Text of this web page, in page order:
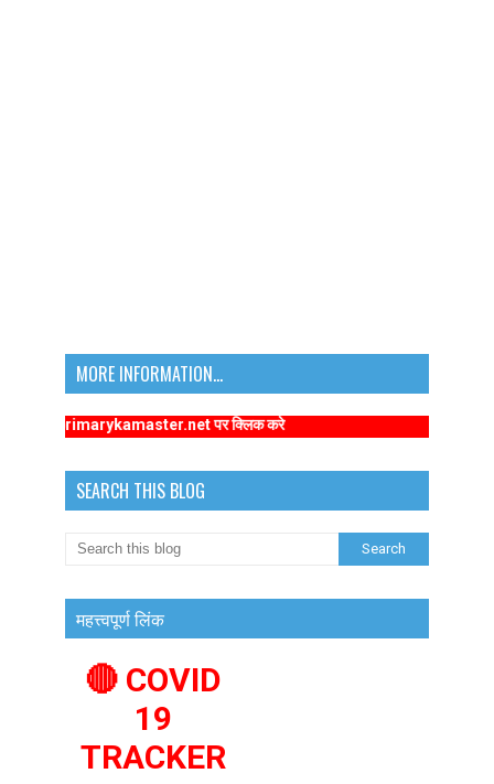
MORE INFORMATION...
पर क्लिक करे
SEARCH THIS BLOG
महत्त्वपूर्ण लिंक
🔴 COVID
19
TRACKER